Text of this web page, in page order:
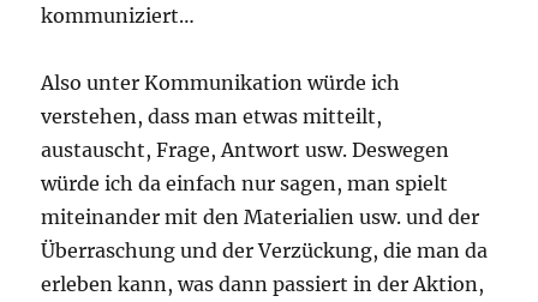
kommuniziert…
Also unter Kommunikation würde ich
verstehen, dass man etwas mitteilt,
austauscht, Frage, Antwort usw. Deswegen
würde ich da einfach nur sagen, man spielt
miteinander mit den Materialien usw. und der
Überraschung und der Verzückung, die man da
erleben kann, was dann passiert in der Aktion,